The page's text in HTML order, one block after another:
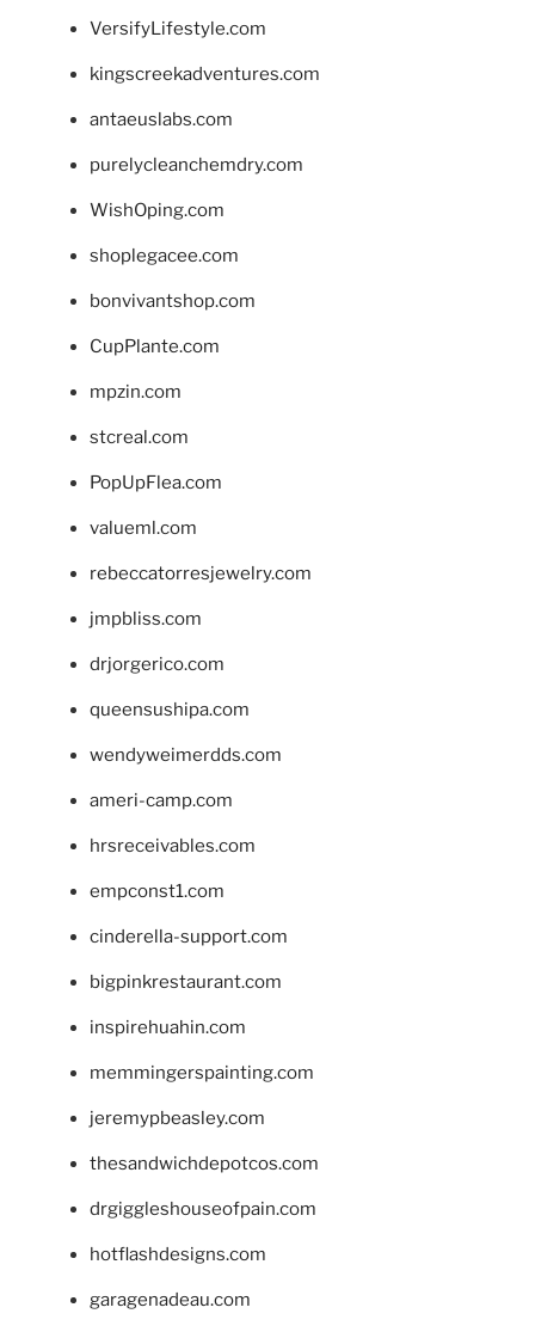
VersifyLifestyle.com
kingscreekadventures.com
antaeuslabs.com
purelycleanchemdry.com
WishOping.com
shoplegacee.com
bonvivantshop.com
CupPlante.com
mpzin.com
stcreal.com
PopUpFlea.com
valueml.com
rebeccatorresjewelry.com
jmpbliss.com
drjorgerico.com
queensushipa.com
wendyweimerdds.com
ameri-camp.com
hrsreceivables.com
empconst1.com
cinderella-support.com
bigpinkrestaurant.com
inspirehuahin.com
memmingerspainting.com
jeremypbeasley.com
thesandwichdepotcos.com
drgiggleshouseofpain.com
hotflashdesigns.com
garagenadeau.com